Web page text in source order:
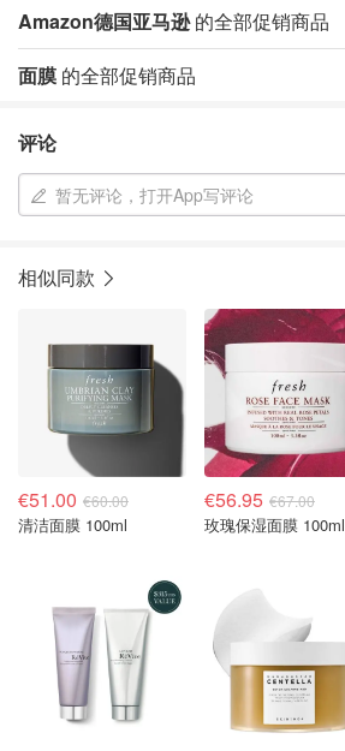
Amazon德国亚马逊的全部促销商品
面膜 的全部促销商品
评论
暂无评论，打开App写评论
相似同款
€51.00 €60.00
清洁面膜 100ml
€56.95 €67.00
玫瑰保湿面膜 100ml